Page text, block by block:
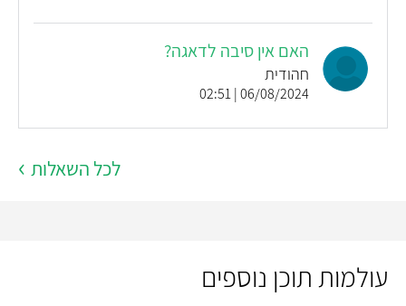
האם אין סיבה לדאגה?
חהודית
06/08/2024 | 02:51
לכל השאלות
עולמות תוכן נוספים